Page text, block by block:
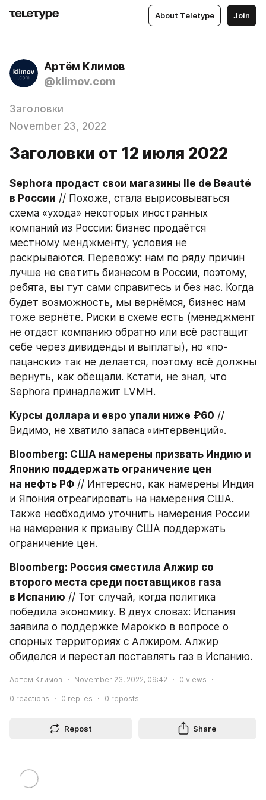
About Teletype Join
Артём Климов
@klimov.com
Заголовки
November 23, 2022
Заголовки от 12 июля 2022
Sephora продаст свои магазины Ile de Beauté
в России // Похоже, стала вырисовываться
схема «ухода» некоторых иностранных
компаний из России: бизнес продаётся
местному менджменту, условия не
раскрываются. Перевожу: нам по ряду причин
лучше не светить бизнесом в России, поэтому,
ребята, вы тут сами справитесь и без нас. Когда
будет возможность, мы вернёмся, бизнес нам
тоже вернёте. Риски в схеме есть (менеджмент
не отдаст компанию обратно или всё растащит
себе через дивиденды и выплаты), но «по-
пацански» так не делается, поэтому всё должны
вернуть, как обещали. Кстати, не знал, что
Sephora принадлежит LVMH.
Курсы доллара и евро упали ниже ₽60 //
Видимо, не хватило запаса «интервенций».
Bloomberg: США намерены призвать Индию и
Японию поддержать ограничение цен
на нефть РФ // Интересно, как намерены Индия
и Япония отреагировать на намерения США.
Также необходимо уточнить намерения России
на намерения к призыву США поддержать
ограничение цен.
Bloomberg: Россия сместила Алжир со
второго места среди поставщиков газа
в Испанию // Тот случай, когда политика
победила экономику. В двух словах: Испания
заявила о поддержке Марокко в вопросе о
спорных территориях с Алжиром. Алжир
обиделся и перестал поставлять газ в Испанию.
Артём Климов November 23, 2022, 09:42 0 views
0 reactions 0 replies 0 reposts
Repost Share